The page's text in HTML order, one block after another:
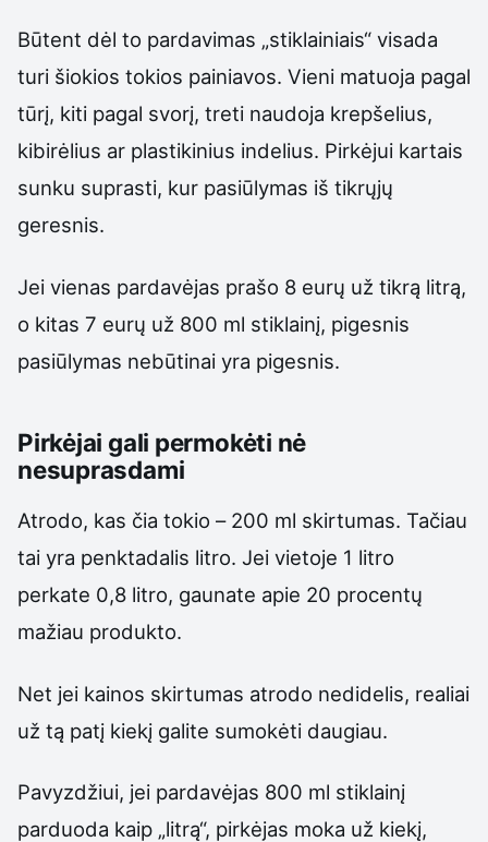
Būtent dėl to pardavimas „stiklainiais“ visada
turi šiokios tokios painiavos. Vieni matuoja pagal
tūrį, kiti pagal svorį, treti naudoja krepšelius,
kibirėlius ar plastikinius indelius. Pirkėjui kartais
sunku suprasti, kur pasiūlymas iš tikrųjų
geresnis.
Jei vienas pardavėjas prašo 8 eurų už tikrą litrą,
o kitas 7 eurų už 800 ml stiklainį, pigesnis
pasiūlymas nebūtinai yra pigesnis.
Pirkėjai gali permokėti nė
nesuprasdami
Atrodo, kas čia tokio – 200 ml skirtumas. Tačiau
tai yra penktadalis litro. Jei vietoje 1 litro
perkate 0,8 litro, gaunate apie 20 procentų
mažiau produkto.
Net jei kainos skirtumas atrodo nedidelis, realiai
už tą patį kiekį galite sumokėti daugiau.
Pavyzdžiui, jei pardavėjas 800 ml stiklainį
parduoda kaip „litrą“, pirkėjas moka už kiekį,